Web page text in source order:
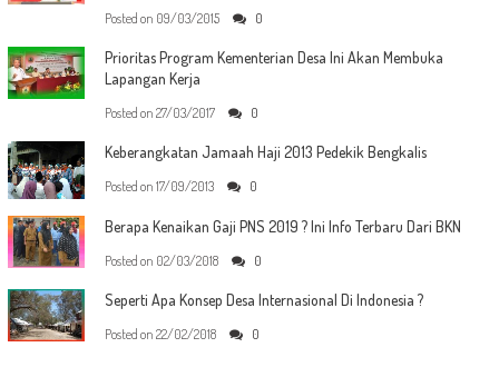
Posted on 09/03/2015 0
Prioritas Program Kementerian Desa Ini Akan Membuka
Lapangan Kerja
Posted on 27/03/2017 0
Keberangkatan Jamaah Haji 2013 Pedekik Bengkalis
Posted on 17/09/2013 0
Berapa Kenaikan Gaji PNS 2019 ? Ini Info Terbaru Dari BKN
Posted on 02/03/2018 0
Seperti Apa Konsep Desa Internasional Di Indonesia ?
Posted on 22/02/2018 0